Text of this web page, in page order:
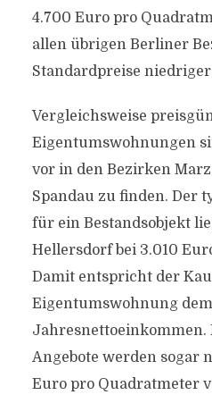
4.700 Euro pro
allen übrigen Berliner
Standardpreise
Vergleichsweise
Eigentumswohnungen
vor in den Bezirken
Spandau zu finden. Der
für ein Bestandsobjekt
Hellersdorf bei 3.010
Damit entspricht der
Eigentumswohnung
Angebote werden sogar
Euro pro Quadratmeter